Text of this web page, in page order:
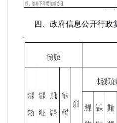
四、政府信息公开行政